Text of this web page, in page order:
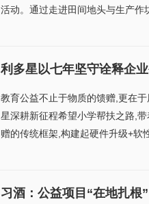
活动。通过走进田间地头与生产作
利多星以七年坚守诠释企
教育公益不止于物质的馈赠,更在
星深耕新征程希望小学帮扶之路,
赠的传统框架,构建起硬件升级+软
习酒：公益项目“在地扎根